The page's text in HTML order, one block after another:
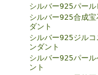
シルバー925パール
シルバー925合成宝
ダント
シルバー925ジルコ
ンダント
シルバー925パール
ント